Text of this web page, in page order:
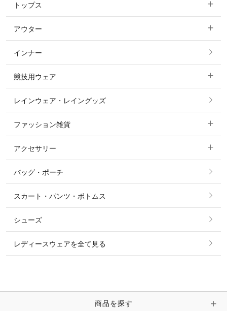
すべてのキュロット
フルグリップ・尻革 キュロット
ニーグリップ・膝革 キュロット
トップス
すべてのトップス
ポロシャツ
カットソー・Tシャツ・タンクトップ
パーカー・トレーナー・スウェット
ニット・セーター
シャツ・ブラウス・ワンピース
アウター
すべてのアウター
コート
ジャケット・ブルゾン
その他 アウター
インナー
競技用ウェア
すべての競技用ウェア
ショージャケット
ショーシャツ
レインウェア・レイングッズ
ファッション雑貨
すべてのファッション雑貨
ソックス
ベルト
マフラー・スカーフ・ストール・スヌード
時計・財布・キーケース・革小物
アクセサリー
すべてのアクセサリー
リング
ピアス・イヤリング
ピン・ブローチ・コサージュ
バッグ・ポーチ
スカート・パンツ・ボトムス
シューズ
レディースウェアを全て見る
商品を探す